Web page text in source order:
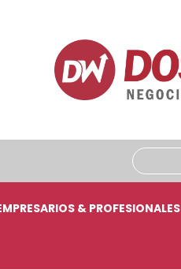
& PROFESIONALES